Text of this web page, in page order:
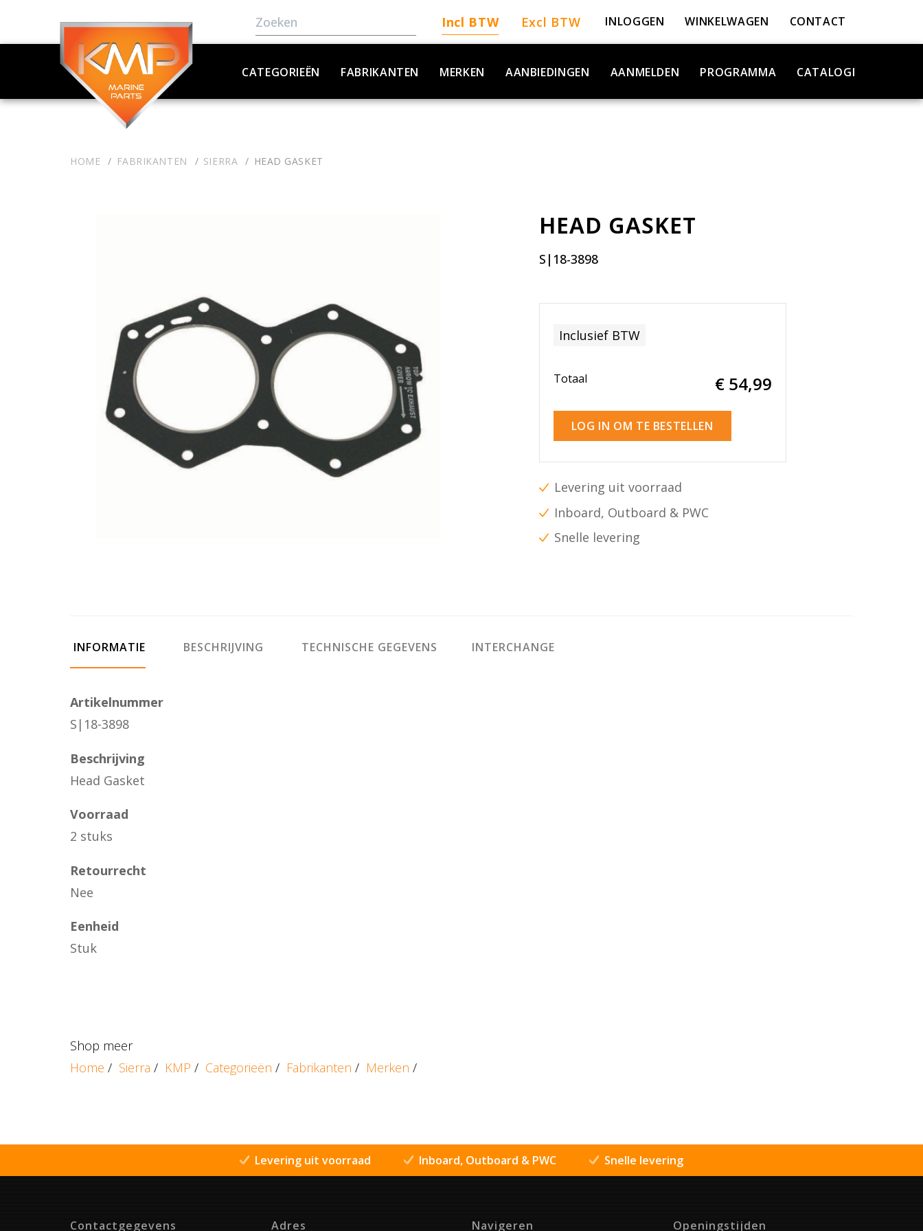
Incl BTW Excl BTW INLOGGEN WINKELWAGEN CONTACT
CATEGORIEËN FABRIKANTEN MERKEN AANBIEDINGEN AANMELDEN PROGRAMMA CATALOGI
HOME FABRIKANTEN SIERRA HEAD GASKET
HEAD GASKET
S|18-3898
Inclusief BTW
Totaal € 54,99
LOG IN OM TE BESTELLEN
Levering uit voorraad
Inboard, Outboard & PWC
Snelle levering
INFORMATIE BESCHRIJVING TECHNISCHE GEGEVENS INTERCHANGE
Artikelnummer
S|18-3898
Beschrijving
Head Gasket
Voorraad
2 stuks
Retourrecht
Nee
Eenheid
Stuk
Shop meer
Home / Sierra / KMP / Categorieën / Fabrikanten / Merken /
Levering uit voorraad Inboard, Outboard & PWC Snelle levering
Contactgegevens Adres Navigeren Openingstijden